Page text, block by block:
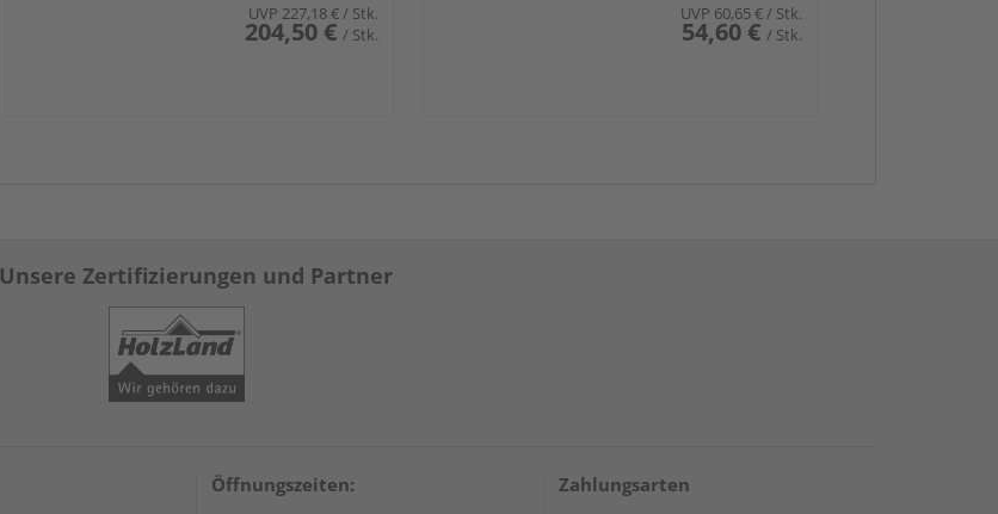
UVP 227,18 € / Stk.
204,50 € / Stk.
UVP 60,65 € / Stk.
54,60 € / Stk.
Unsere Zertifizierungen und Partner
Öffnungszeiten: Zahlungsarten